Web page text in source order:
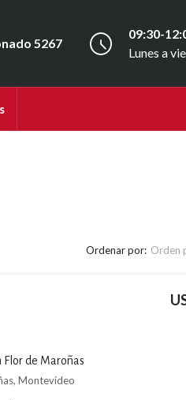
5267
09:30-
Lunes a
Ordenar por: Orden
Flor de Maroñas
Montevideo